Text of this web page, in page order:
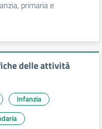
primaria e
delle attività
Infanzia